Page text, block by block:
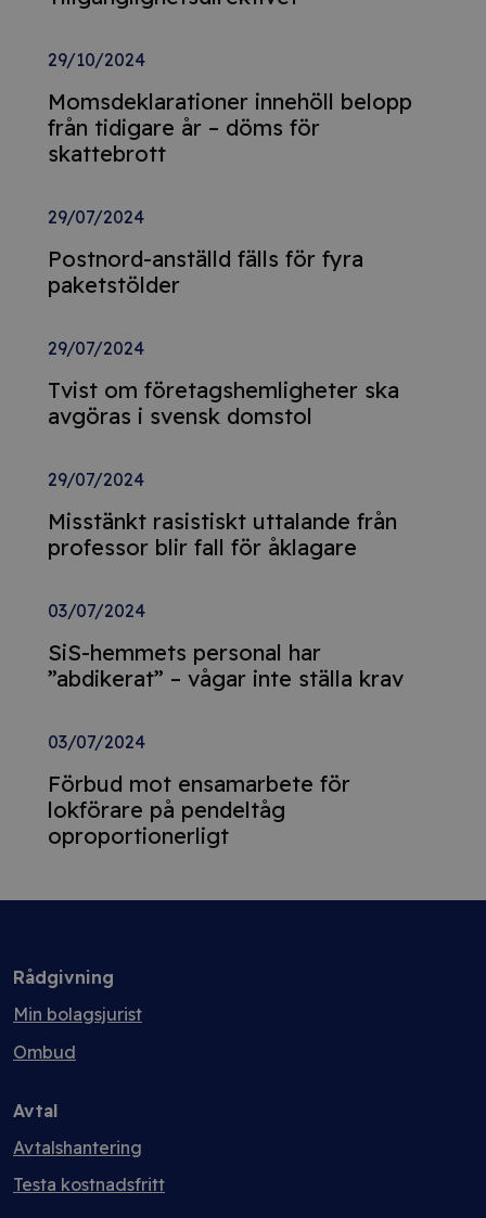
29/10/2024
Momsdeklarationer innehöll belopp
från tidigare år – döms för
skattebrott
29/07/2024
Postnord-anställd fälls för fyra
paketstölder
29/07/2024
Tvist om företagshemligheter ska
avgöras i svensk domstol
29/07/2024
Misstänkt rasistiskt uttalande från
professor blir fall för åklagare
03/07/2024
SiS-hemmets personal har
”abdikerat” – vågar inte ställa krav
03/07/2024
Förbud mot ensamarbete för
lokförare på pendeltåg
oproportionerligt
Rådgivning
Min bolagsjurist
Ombud
Avtal
Avtalshantering
Testa kostnadsfritt